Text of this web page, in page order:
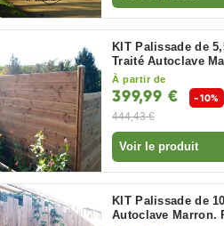
KIT Palissade de
Traité Autoclave
À partir de
399,99 €
-10%
444,43 €
Voir le produit
KIT Palissade de
Autoclave Marron.